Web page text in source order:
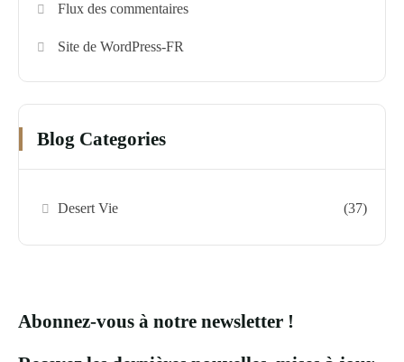
Flux des commentaires
Site de WordPress-FR
Blog Categories
Desert Vie (37)
Abonnez-vous à notre newsletter !